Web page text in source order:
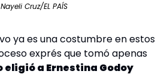
Cruz/EL PAÍS
ya es una costumbre en estos
exprés que tomó apenas
eligió a Ernestina Godoy